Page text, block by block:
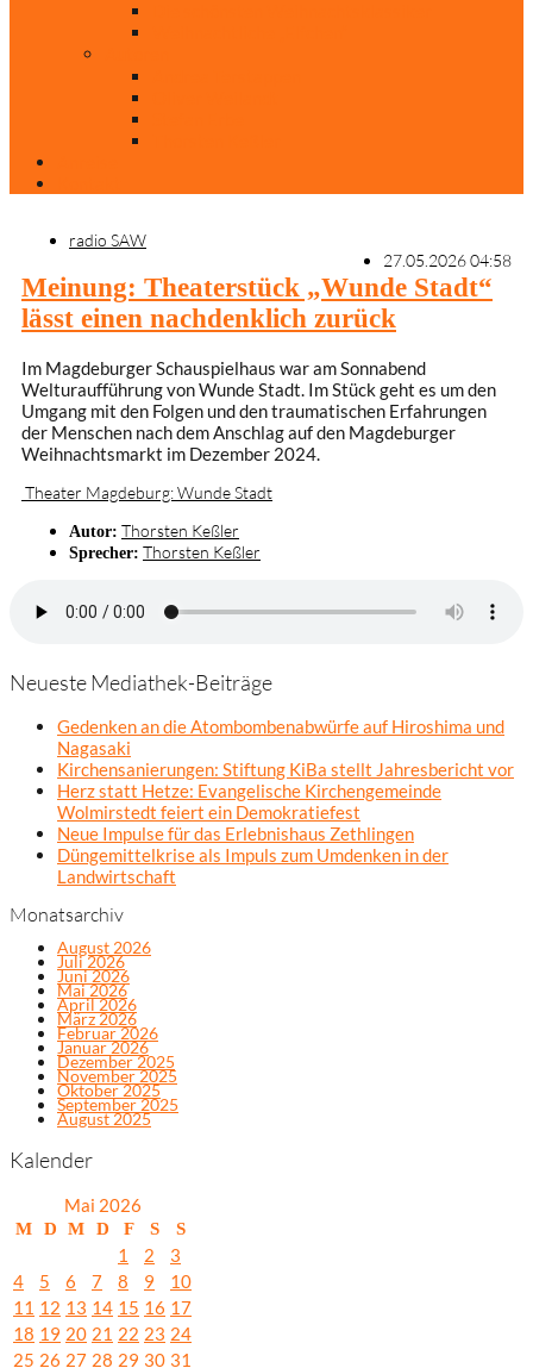
radio SAW
27.05.2026 04:58
Meinung: Theaterstück „Wunde Stadt“
lässt einen nachdenklich zurück
Im Magdeburger Schauspielhaus war am Sonnabend
Welturaufführung von Wunde Stadt. Im Stück geht es um den
Umgang mit den Folgen und den traumatischen Erfahrungen
der Menschen nach dem Anschlag auf den Magdeburger
Weihnachtsmarkt im Dezember 2024.
Theater Magdeburg: Wunde Stadt
Autor: Thorsten Keßler
Sprecher: Thorsten Keßler
Neueste Mediathek-Beiträge
Gedenken an die Atombombenabwürfe auf Hiroshima und
Nagasaki
Kirchensanierungen: Stiftung KiBa stellt Jahresbericht vor
Herz statt Hetze: Evangelische Kirchengemeinde
Wolmirstedt feiert ein Demokratiefest
Neue Impulse für das Erlebnishaus Zethlingen
Düngemittelkrise als Impuls zum Umdenken in der
Landwirtschaft
Monatsarchiv
August 2026
Juli 2026
Juni 2026
Mai 2026
April 2026
März 2026
Februar 2026
Januar 2026
Dezember 2025
November 2025
Oktober 2025
September 2025
August 2025
Kalender
Mai 2026
M D M D F S S
1 2
3
4
5 6 7 8 9
10
11 12 13 14 15 16 17
18 19 20 21 22 23 24
25 26 27 28 29 30 31